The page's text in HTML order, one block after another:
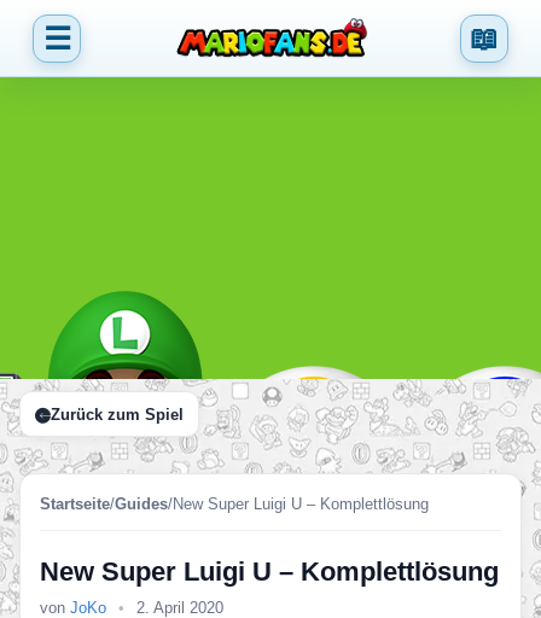
☰ 📖
Zurück zum Spiel
Startseite/Guides/New Super Luigi U – Komplettlösung
New Super Luigi U – Komplettlösung
von JoKo • 2. April 2020